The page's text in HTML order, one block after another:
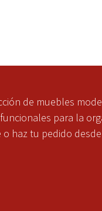
de muebles
para la
haz tu pedido